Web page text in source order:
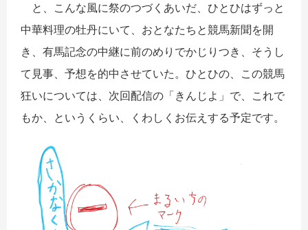
と、こんな風に祭のつづくあいだ、ひとひはずっと
中華料理の牡丹にいて、おとなたちと競馬新聞を開
き、有馬記念の中継に前のめりでかじりつき、そうし
て見事、予想を的中させていた。ひとひの、この競馬
狂いについては、次回配信の「きんじよ」で、これで
もか、というくらい、くわしくお伝えする予定です。